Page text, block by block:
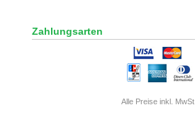
Zahlungsarten
Alle Preise inkl. MwSt.